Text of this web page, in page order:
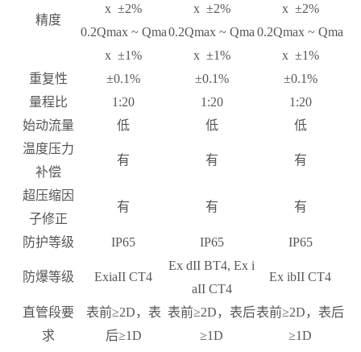
精度
x ±2%
0.2Qmax ~ Qma
x ±1%
x ±2%
0.2Qmax ~ Qma
x ±1%
x ±2%
0.2Qmax ~ Qma
x ±1%
重复性
±0.1% ±0.1%
±0.1%
量程比
1:20 1:20
1:20
始动流量
低 低
低
温度压力
补偿
有 有 有
超压缩因
子修正
有 有 有
防护等级 IP65 IP65 IP65
防爆等级 ExiaII CT4
Ex dII BT4, Ex i
aII CT4
Ex ibII CT4
直管段要
求
表前≥2D，表
后≥1D
表前≥2D，表后
≥1D
表前≥2D，表后
≥1D